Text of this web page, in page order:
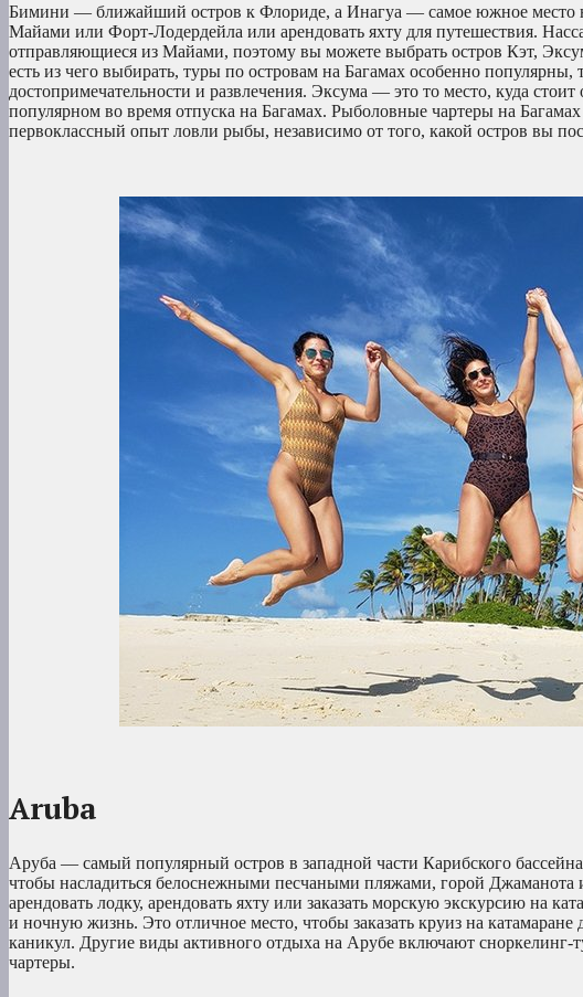
Бимини — ближайший остров к Флориде, а Инагуа — самое южное место
Майами или Форт-Лодердейла или арендовать яхту для путешествия.
отправляющиеся из Майами, поэтому вы можете выбрать остров Кэт,
есть из чего выбирать, туры по островам на Багамах особенно
достопримечательности и развлечения. Эксума — это то место, куда
популярном во время отпуска на Багамах. Рыболовные чартеры на
первоклассный опыт ловли рыбы, независимо от того, какой остров вы
Aruba
Аруба — самый популярный остров в западной части Карибского
чтобы насладиться белоснежными песчаными пляжами, горой
арендовать лодку, арендовать яхту или заказать морскую экскурсию на
и ночную жизнь. Это отличное место, чтобы заказать круиз на
каникул. Другие виды активного отдыха на Арубе включают
чартеры.